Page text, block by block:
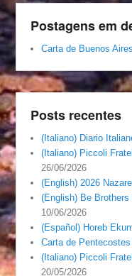
Postagens em
Carta de Buenos
Posts recentes
(Italiano) Diario
(Italiano) Piccoli
26/06/2026
(English) 2026
(English) Be
10/06/2026
(Español) Horeb
Carta de
(Italiano) Piccoli
20/05/2026